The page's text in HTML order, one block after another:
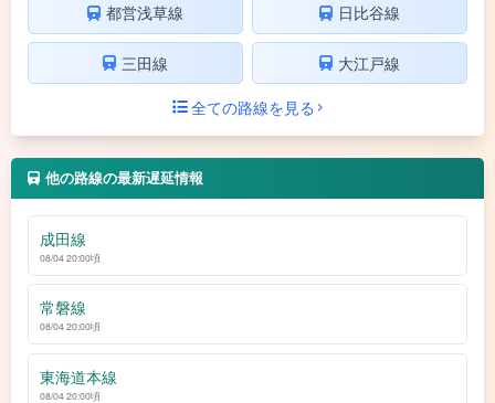
都営浅草線 日比谷線
三田線
大江戸線
全ての路線を見る
他の路線の最新遅延情報
成田線
08/04 20:00頃
常磐線
08/04 20:00頃
東海道本線
08/04 20:00頃